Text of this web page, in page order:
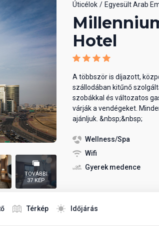
TOVÁBBI
37 KÉP
Úticélok Egyesült Arab
Hotel
A többször is díjazott,
szállodában kitűnő
szobákkal és változatos
várják a vendégeket.
ajánljuk. &nbsp;&nbsp;
Wellness/Spa
Wifi
Gyerek medence
Térkép Időjárás